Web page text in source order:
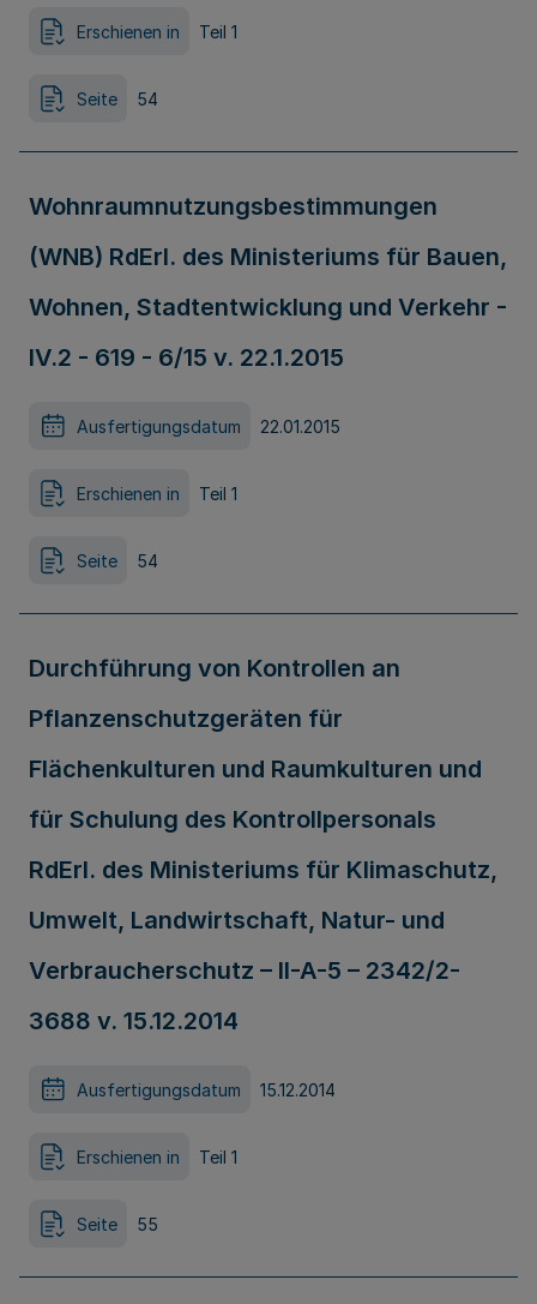
Erschienen in Teil 1
Seite 54
Wohnraumnutzungsbestimmungen
(WNB) RdErl. des Ministeriums für Bauen,
Wohnen, Stadtentwicklung und Verkehr -
IV.2 - 619 - 6/15 v. 22.1.2015
Ausfertigungsdatum 22.01.2015
Erschienen in Teil 1
Seite 54
Durchführung von Kontrollen an
Pflanzenschutzgeräten für
Flächenkulturen und Raumkulturen und
für Schulung des Kontrollpersonals
RdErl. des Ministeriums für Klimaschutz,
Umwelt, Landwirtschaft, Natur- und
Verbraucherschutz – II-A-5 – 2342/2-
3688 v. 15.12.2014
Ausfertigungsdatum 15.12.2014
Erschienen in Teil 1
Seite 55